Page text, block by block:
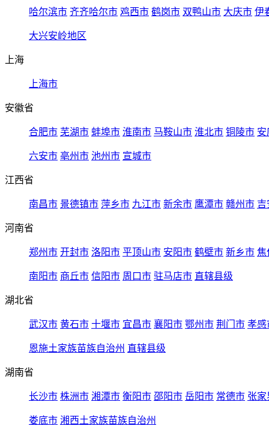
哈尔滨市 齐齐哈尔市 鸡西市 鹤岗市 双鸭山市 大庆市 伊
大兴安岭地区
上海
上海市
安徽省
合肥市 芜湖市 蚌埠市 淮南市 马鞍山市 淮北市 铜陵市 安
六安市 亳州市 池州市 宣城市
江西省
南昌市 景德镇市 萍乡市 九江市 新余市 鹰潭市 赣州市 吉
河南省
郑州市 开封市 洛阳市 平顶山市 安阳市 鹤壁市 新乡市 焦
南阳市 商丘市 信阳市 周口市 驻马店市 直辖县级
湖北省
武汉市 黄石市 十堰市 宜昌市 襄阳市 鄂州市 荆门市 孝感
恩施土家族苗族自治州 直辖县级
湖南省
长沙市 株洲市 湘潭市 衡阳市 邵阳市 岳阳市 常德市 张家
娄底市 湘西土家族苗族自治州